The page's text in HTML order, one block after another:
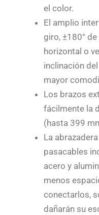
el color.
El amplio
giro, ±180°
horizontal o
inclinación
mayor
Los brazos
fácilmente la
(hasta 399
La
pasacables
acero y
menos
conectarlos,
dañarán su